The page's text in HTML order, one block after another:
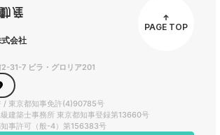
PAGE TOP
会社
31-7 ビラ・グロリア201
/ 東京都知事免許(4)90785号
建築士事務所 東京都知事登録第13660号
事許可（般-4）第156383号